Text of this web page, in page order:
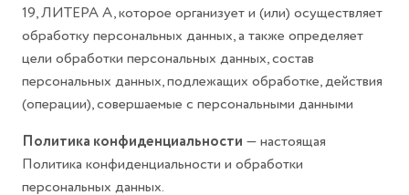
19, ЛИТЕРА А, которое организует и (или) осуществляет
обработку персональных данных, а также определяет
цели обработки персональных данных, состав
персональных данных, подлежащих обработке, действия
(операции), совершаемые с персональными данными
Политика конфиденциальности — настоящая
Политика конфиденциальности и обработки
персональных данных.